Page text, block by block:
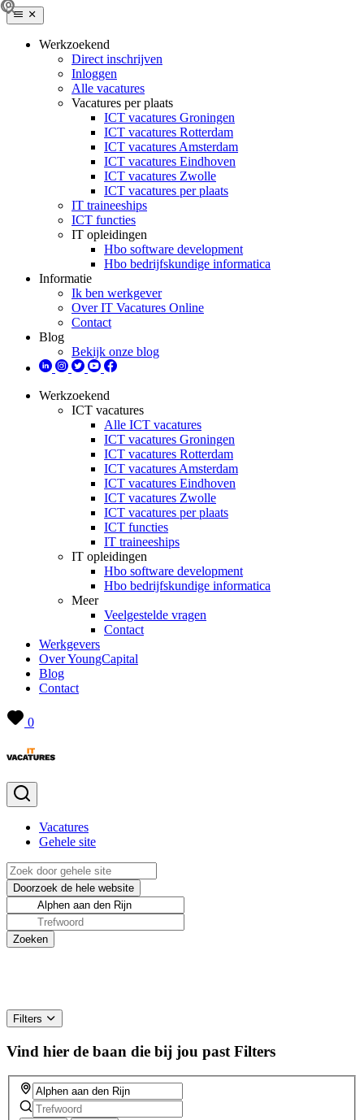
Werkzoekend
Direct inschrijven
Inloggen
Alle vacatures
Vacatures per plaats
ICT vacatures Groningen
ICT vacatures Rotterdam
ICT vacatures Amsterdam
ICT vacatures Eindhoven
ICT vacatures Zwolle
ICT vacatures per plaats
IT traineeships
ICT functies
IT opleidingen
Hbo software development
Hbo bedrijfskundige informatica
Informatie
Ik ben werkgever
Over IT Vacatures Online
Contact
Blog
Bekijk onze blog
Werkzoekend
ICT vacatures
Alle ICT vacatures
ICT vacatures Groningen
ICT vacatures Rotterdam
ICT vacatures Amsterdam
ICT vacatures Eindhoven
ICT vacatures Zwolle
ICT vacatures per plaats
ICT functies
IT traineeships
IT opleidingen
Hbo software development
Hbo bedrijfskundige informatica
Meer
Veelgestelde vragen
Contact
Werkgevers
Over YoungCapital
Blog
Contact
0
Vacatures
Gehele site
Filters
Vind hier de baan die bij jou past Filters